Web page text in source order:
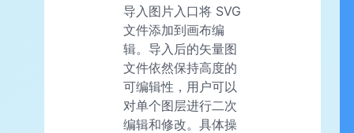
导入图片入口将 SVG
文件添加到画布编
辑。导入后的矢量图
文件依然保持高度的
可编辑性，用户可以
对单个图层进行二次
编辑和修改。具体操